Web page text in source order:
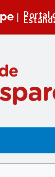
Portal